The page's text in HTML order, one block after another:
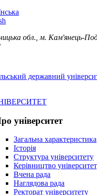
обл., м. Кам'янець-
університет
Загальна характеристика
Історія
Структура університету
Керівництво
Вчена рада
Наглядова рада
Ректорат університету